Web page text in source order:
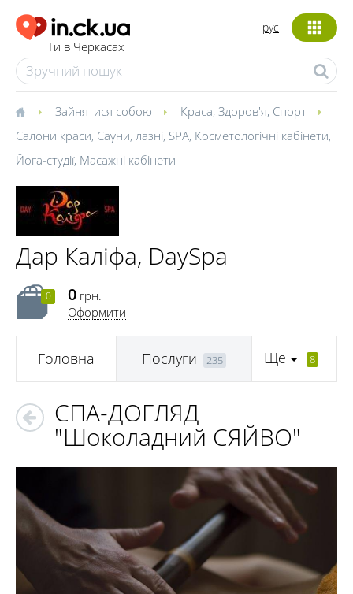
Ти в Черкасах
рус
Зайнятися собою Краса, Здоров'я, Спорт
Салони краси, Сауни, лазні, SPA, Косметологічні кабінети,
Йога-студії, Масажні кабінети
Дар Каліфа, DaySpa
0 0 грн.
Оформити
Головна Послуги 235 Ще 8
СПА-ДОГЛЯД
"Шоколадний СЯЙВО"